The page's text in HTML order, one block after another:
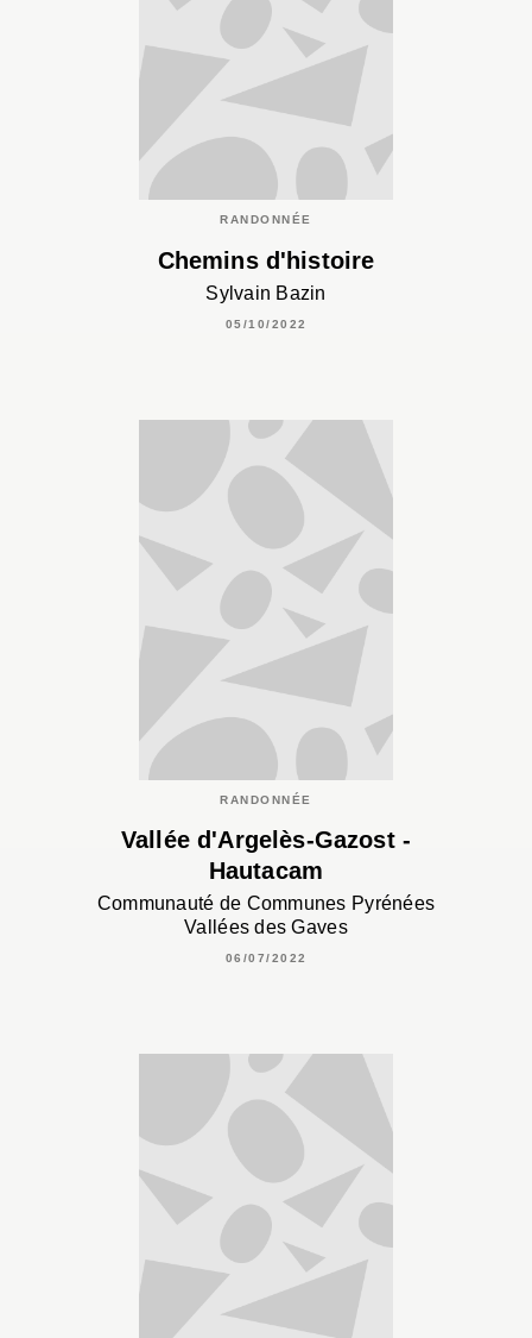
RANDONNÉE
Chemins d'histoire
Sylvain Bazin
05/10/2022
RANDONNÉE
Vallée d'Argelès-Gazost -
Hautacam
Communauté de Communes Pyrénées
Vallées des Gaves
06/07/2022